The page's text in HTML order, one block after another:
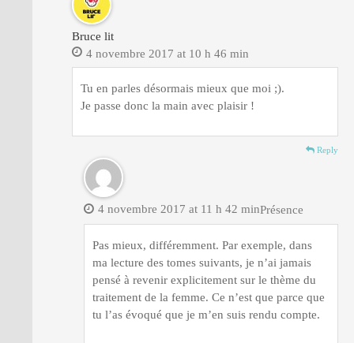
Bruce lit
4 novembre 2017 at 10 h 46 min
Tu en parles désormais mieux que moi ;).
Je passe donc la main avec plaisir !
Reply
Présence
4 novembre 2017 at 11 h 42 min
Pas mieux, différemment. Par exemple, dans
ma lecture des tomes suivants, je n’ai jamais
pensé à revenir explicitement sur le thème du
traitement de la femme. Ce n’est que parce que
tu l’as évoqué que je m’en suis rendu compte.